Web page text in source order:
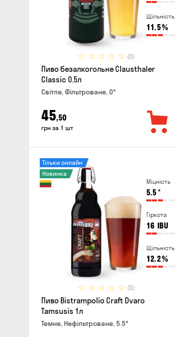
Щільність
11.5%
(0)
Пиво безалкогольне Clausthaler
Classic 0.5л
Світле, Фільтроване, 0°
45,50
грн за 1 шт
Міцність
5.5°
Гіркота
16 IBU
Щільність
12.2%
(0)
Тільки онлайн
Новинка
Пиво Bistrampolio Craft Dvaro
Tamsusis 1л
Темне, Нефільтроване, 5.5°